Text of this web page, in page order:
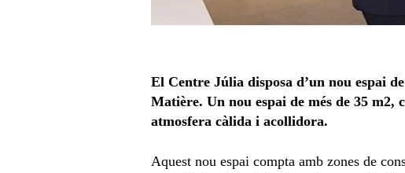
El Centre Júlia disposa d’un nou espai
Matière. Un nou espai de més de 35 m2,
atmosfera càlida i acollidora.
Aquest nou espai compta amb zones de